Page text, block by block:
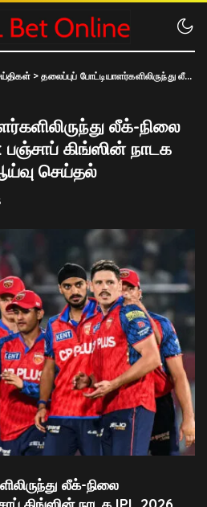
>தலைப்புப் போட்டியாளர்களிலிருந்து லீக்-நிலை வெளியேற்றம் வரை: பஞ்சாப் கிங்ஸின் நாடக IPL 2026 சரிவை ஆய்வு செய்தல்
லீக்-நிலை
கிங்ஸின் நாடக
செய்தல்
லீக்-நிலை